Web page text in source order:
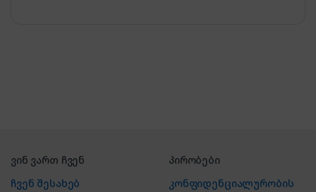
ვინ ვართ ჩვენ
ჩვენ შესახებ
პირობები
კონფიდენციალურობის